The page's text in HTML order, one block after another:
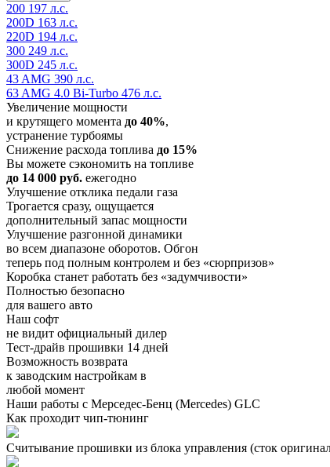
200 197 л.с.
200D 163 л.с.
220D 194 л.с.
300 249 л.с.
300D 245 л.с.
43 AMG 390 л.с.
63 AMG 4.0 Bi-Turbo 476 л.с.
Увеличение мощности
и крутящего момента до 40%,
устранение турбоямы
Снижение расхода топлива до 15%
Вы можете сэкономить на топливе
до 14 000 руб. ежегодно
Улучшение отклика педали газа
Трогается сразу, ощущается
дополнительный запас мощности
Улучшение разгонной динамики
во всем диапазоне оборотов. Обгон
теперь под полным контролем и без «сюрпризов»
Коробка станет работать без «задумчивости»
Полностью безопасно
для вашего авто
Наш софт
не видит официальный дилер
Тест-драйв прошивки 14 дней
Возможность возврата
к заводским настройкам в
любой момент
Наши работы с Мерседес-Бенц (Mercedes) GLC
Как проходит чип-тюнинг
Считывание прошивки из блока управления (сток